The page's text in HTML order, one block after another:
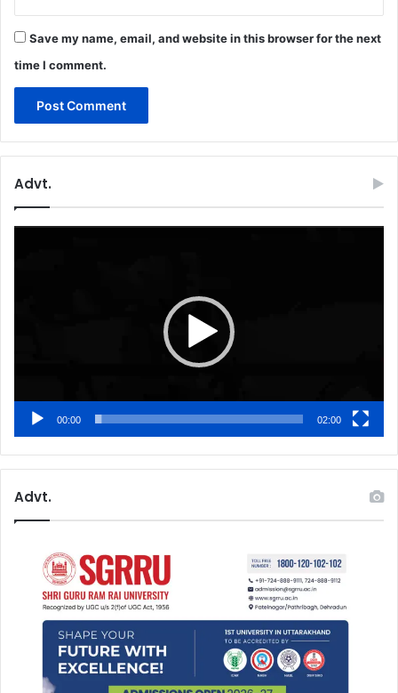
Save my name, email, and website in this browser for the next
time I comment.
Advt.
00:00 02:00
Advt.